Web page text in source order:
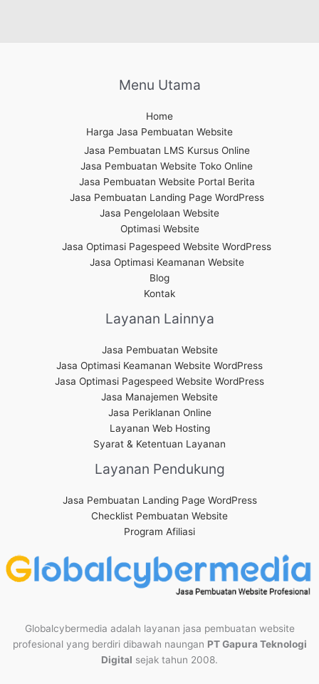
Menu Utama
Home
Harga Jasa Pembuatan Website
Jasa Pembuatan LMS Kursus Online
Jasa Pembuatan Website Toko Online
Jasa Pembuatan Website Portal Berita
Jasa Pembuatan Landing Page WordPress
Jasa Pengelolaan Website
Optimasi Website
Jasa Optimasi Pagespeed Website WordPress
Jasa Optimasi Keamanan Website
Blog
Kontak
Layanan Lainnya
Jasa Pembuatan Website
Jasa Optimasi Keamanan Website WordPress
Jasa Optimasi Pagespeed Website WordPress
Jasa Manajemen Website
Jasa Periklanan Online
Layanan Web Hosting
Syarat & Ketentuan Layanan
Layanan Pendukung
Jasa Pembuatan Landing Page WordPress
Checklist Pembuatan Website
Program Afiliasi
Globalcybermedia adalah layanan jasa pembuatan website
profesional yang berdiri dibawah naungan PT Gapura Teknologi
Digital sejak tahun 2008.